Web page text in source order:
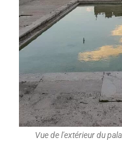
Vue de l'extérieur du